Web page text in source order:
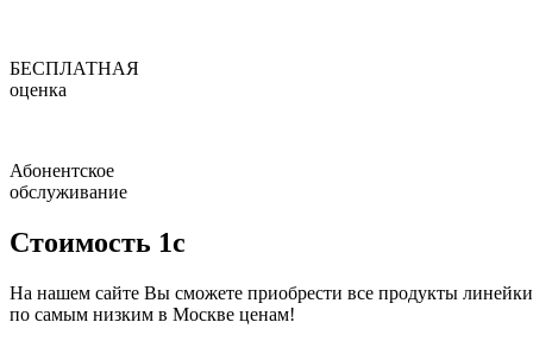
БЕСПЛАТНАЯ
оценка
Абонентское
обслуживание
Стоимость 1с
На нашем сайте Вы сможете приобрести все продукты
по самым низким в Москве ценам!